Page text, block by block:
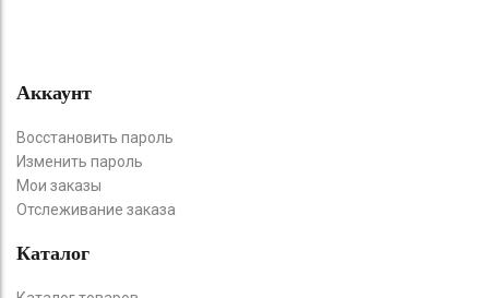
Аккаунт
Восстановить пароль
Изменить пароль
Мои заказы
Отслеживание заказа
Каталог